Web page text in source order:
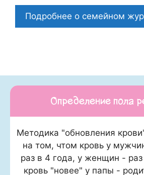
Подробнее о семейном
Определение пола
Методика "обновления
на том, чтом кровь у
раз в 4 года, у женщин -
кровь "новее" у папы -